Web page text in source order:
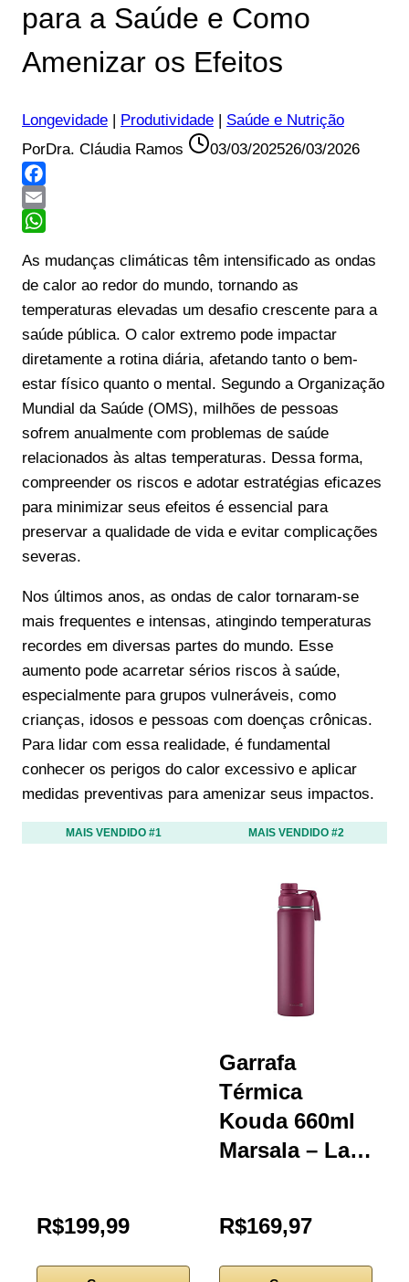
para a Saúde e Como
Amenizar os Efeitos
Longevidade | Produtividade | Saúde e Nutrição
PorDra. Cláudia Ramos 03/03/202526/03/2026
As mudanças climáticas têm intensificado as ondas
de calor ao redor do mundo, tornando as
temperaturas elevadas um desafio crescente para a
saúde pública. O calor extremo pode impactar
diretamente a rotina diária, afetando tanto o bem-
estar físico quanto o mental. Segundo a Organização
Mundial da Saúde (OMS), milhões de pessoas
sofrem anualmente com problemas de saúde
relacionados às altas temperaturas. Dessa forma,
compreender os riscos e adotar estratégias eficazes
para minimizar seus efeitos é essencial para
preservar a qualidade de vida e evitar complicações
severas.
Nos últimos anos, as ondas de calor tornaram-se
mais frequentes e intensas, atingindo temperaturas
recordes em diversas partes do mundo. Esse
aumento pode acarretar sérios riscos à saúde,
especialmente para grupos vulneráveis, como
crianças, idosos e pessoas com doenças crônicas.
Para lidar com essa realidade, é fundamental
conhecer os perigos do calor excessivo e aplicar
medidas preventivas para amenizar seus impactos.
MAIS VENDIDO #1
R$199,99
MAIS VENDIDO #2
Garrafa
Térmica
Kouda 660ml
Marsala – La…
R$169,97